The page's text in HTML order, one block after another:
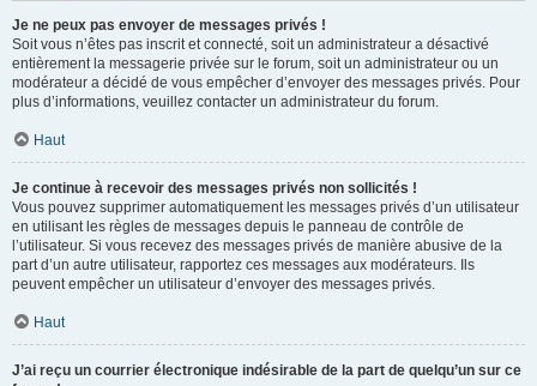
Je ne peux pas envoyer de messages privés !
Soit vous n’êtes pas inscrit et connecté, soit un administrateur a désactivé
entièrement la messagerie privée sur le forum, soit un administrateur ou un
modérateur a décidé de vous empêcher d’envoyer des messages privés. Pour
plus d’informations, veuillez contacter un administrateur du forum.
Haut
Je continue à recevoir des messages privés non sollicités !
Vous pouvez supprimer automatiquement les messages privés d’un utilisateur
en utilisant les règles de messages depuis le panneau de contrôle de
l’utilisateur. Si vous recevez des messages privés de manière abusive de la
part d’un autre utilisateur, rapportez ces messages aux modérateurs. Ils
peuvent empêcher un utilisateur d’envoyer des messages privés.
Haut
J’ai reçu un courrier électronique indésirable de la part de quelqu’un sur ce